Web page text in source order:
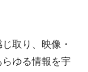
取り、映像・
ゆる情報を宇